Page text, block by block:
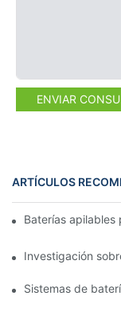
ENVIAR
ARTÍCULOS
Baterías apilables
Investigación
Sistemas de